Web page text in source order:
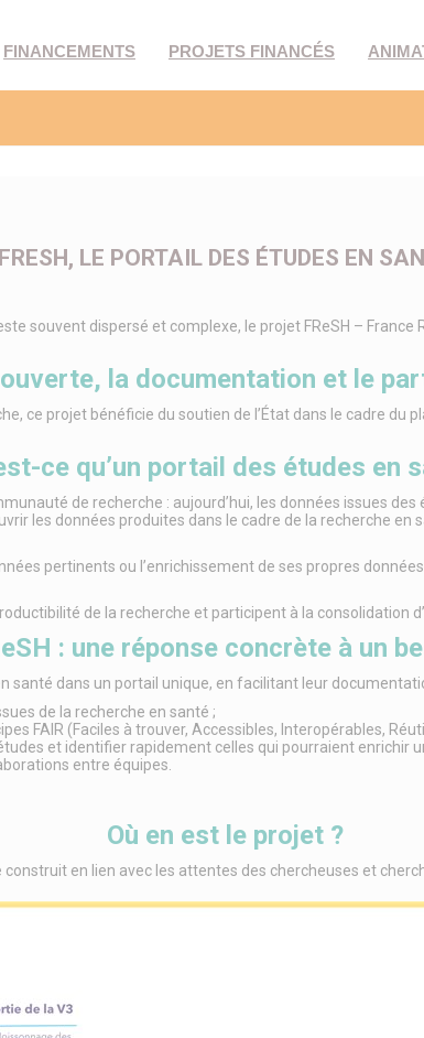
FINANCEMENTS PROJETS FINANCÉS
FRESH, LE PORTAIL DES ÉTUDES EN
souvent dispersé et complexe, le projet FReSH –
la documentation et le
ce projet bénéficie du soutien de l’État dans le cadre du
ce qu’un portail des études en
de recherche : aujourd’hui, les données issues
les données produites dans le cadre de la recherche en
pertinents ou l’enrichissement de ses propres
de la recherche et participent à la consolidation
: une réponse concrète à un
santé dans un portail unique, en facilitant leur
de la recherche en santé ;
FAIR (Faciles à trouver, Accessibles, Interopérables,
et identifier rapidement celles qui pourraient enrichir
entre équipes.
Où en est le projet ?
en lien avec les attentes des chercheuses et